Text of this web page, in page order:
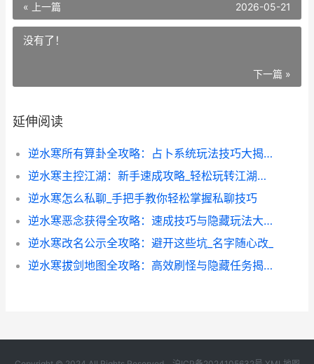
« 上一篇 2026-05-21
没有了！
下一篇 »
延伸阅读
逆水寒所有算卦全攻略：占卜系统玩法技巧大揭秘
逆水寒主控江湖：新手速成攻略_轻松玩转江湖秘境
逆水寒怎么私聊_手把手教你轻松掌握私聊技巧
逆水寒恶念获得全攻略：速成技巧与隐藏玩法大揭秘
逆水寒改名公示全攻略：避开这些坑_名字随心改_
逆水寒拔剑地图全攻略：高效刷怪与隐藏任务揭秘